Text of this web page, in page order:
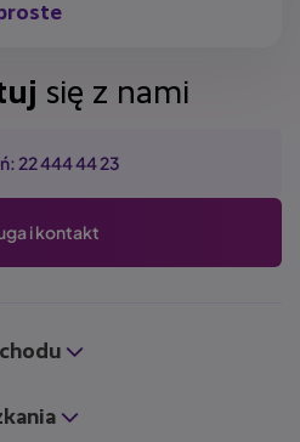
się z nami
22 444 44 23
i kontakt